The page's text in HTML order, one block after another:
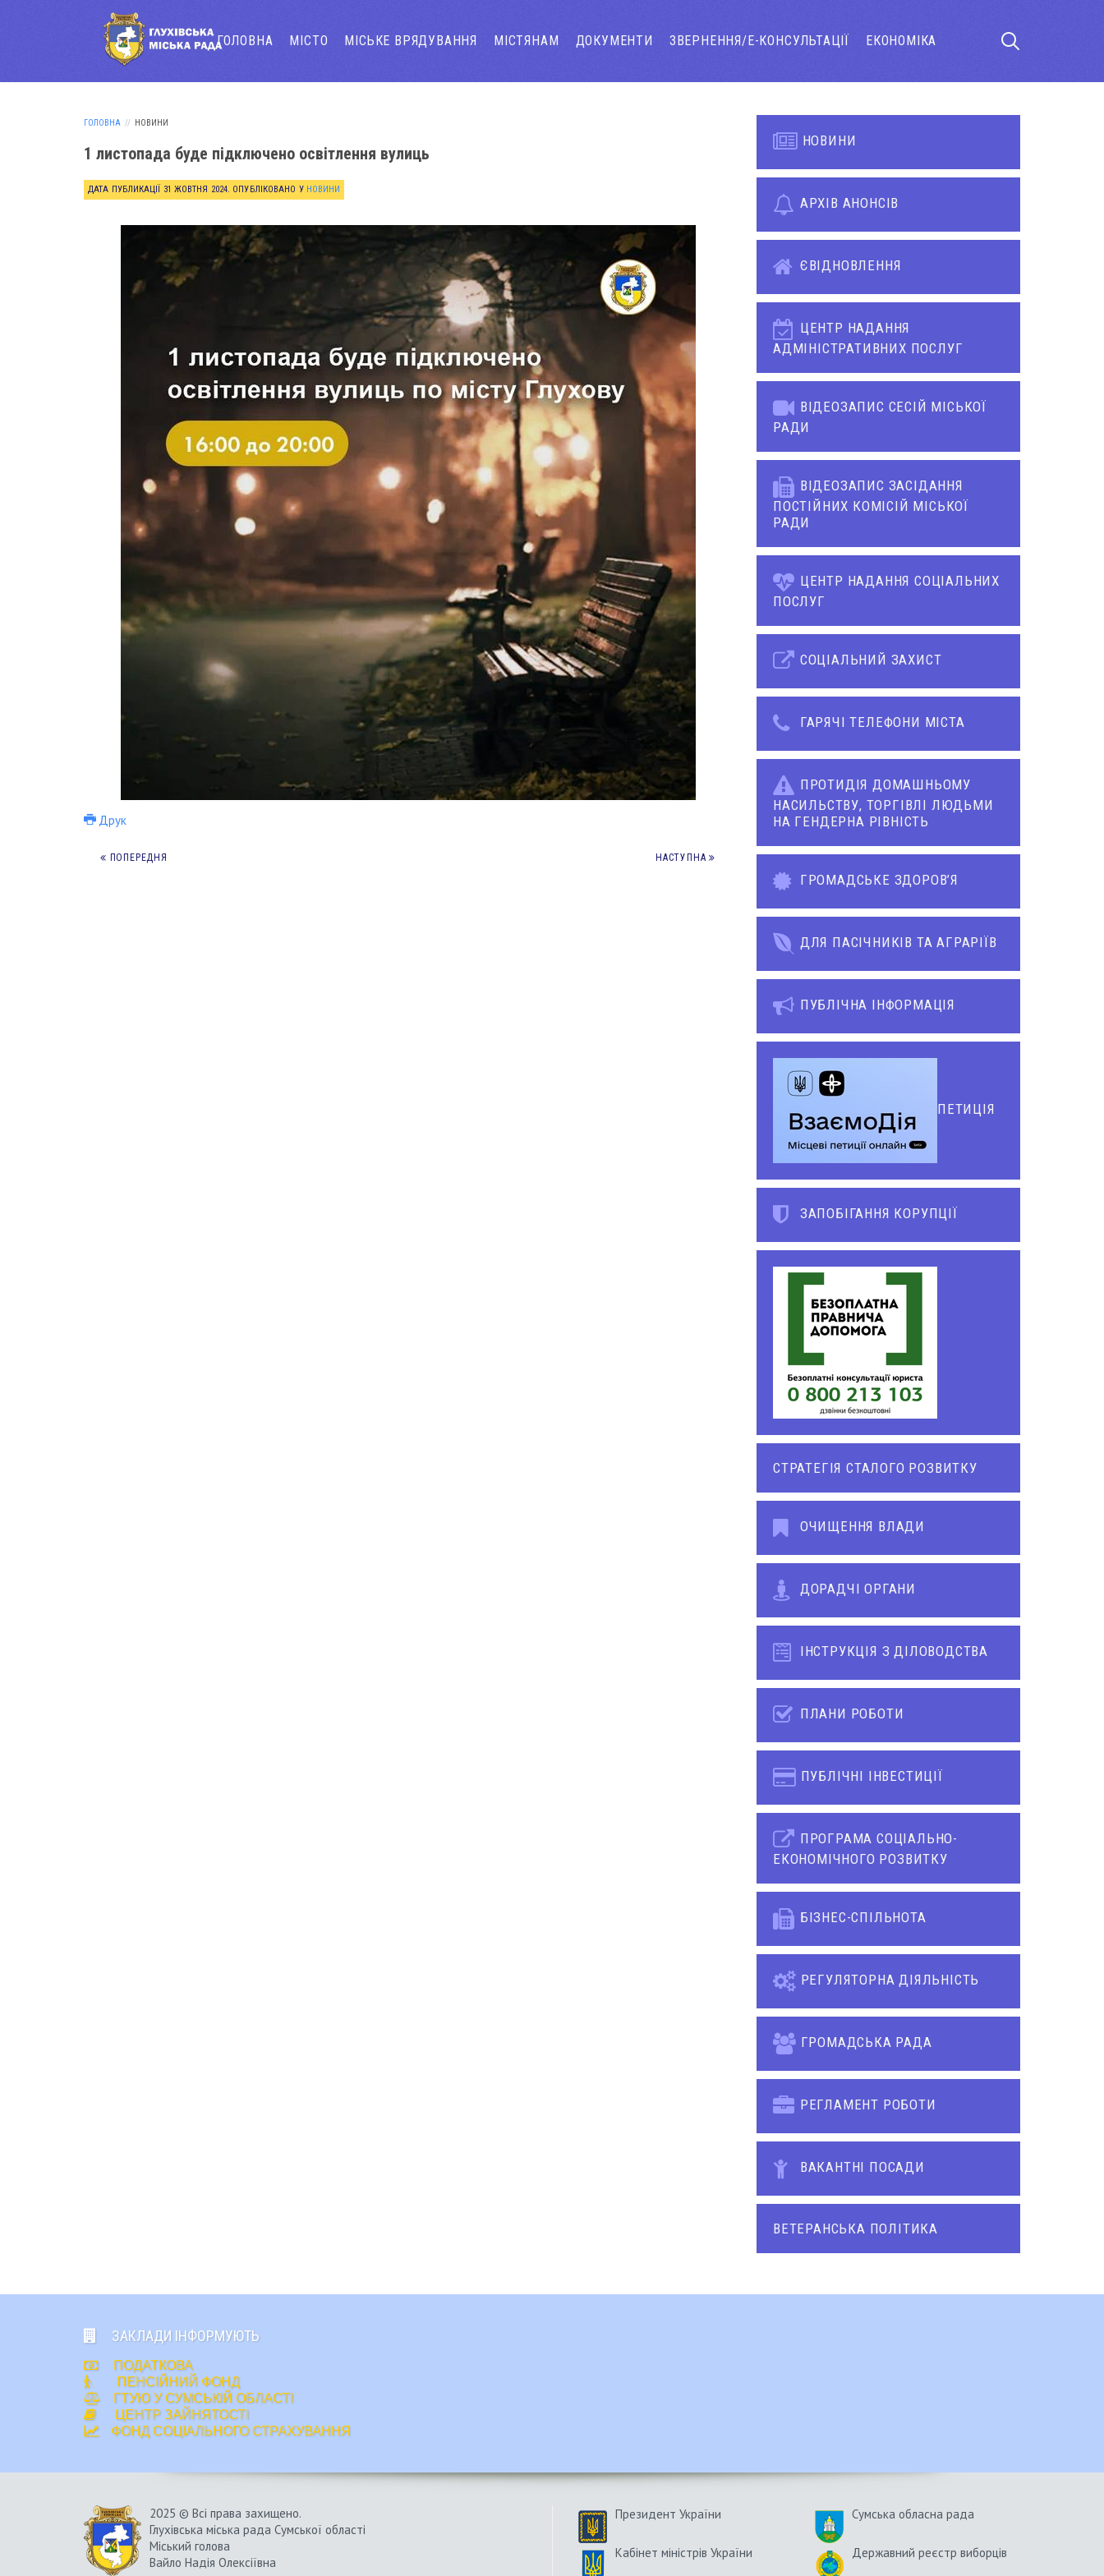
ГОЛОВНА МІСТО МІСЬКЕ ВРЯДУВАННЯ МІСТЯНАМ ДОКУМЕНТИ ЗВЕРНЕННЯ/Е-КОНСУЛЬТАЦІЇ ЕКОНОМІКА
ГОЛОВНА НОВИНИ
1 листопада буде підключено освітлення вулиць
ДАТА ПУБЛИКАЦІЇ 31 ЖОВТНЯ 2024. ОПУБЛІКОВАНО У НОВИНИ
Друк
ПОПЕРЕДНЯ НАСТУПНА
НОВИНИ
АРХІВ АНОНСІВ
ЄВІДНОВЛЕННЯ
ЦЕНТР НАДАННЯ
АДМІНІСТРАТИВНИХ ПОСЛУГ
ВІДЕОЗАПИС СЕСІЙ МІСЬКОЇ
РАДИ
ВІДЕОЗАПИС ЗАСІДАННЯ
ПОСТІЙНИХ КОМІСІЙ МІСЬКОЇ
РАДИ
ЦЕНТР НАДАННЯ СОЦІАЛЬНИХ
ПОСЛУГ
СОЦІАЛЬНИЙ ЗАХИСТ
ГАРЯЧІ ТЕЛЕФОНИ МІСТА
ПРОТИДІЯ ДОМАШНЬОМУ
НАСИЛЬСТВУ, ТОРГІВЛІ ЛЮДЬМИ
НА ГЕНДЕРНА РІВНІСТЬ
ГРОМАДСЬКЕ ЗДОРОВ’Я
ДЛЯ ПАСІЧНИКІВ ТА АГРАРІЇВ
ПУБЛІЧНА ІНФОРМАЦІЯ
ПЕТИЦІЯ
ЗАПОБІГАННЯ КОРУПЦІЇ
СТРАТЕГІЯ СТАЛОГО РОЗВИТКУ
ОЧИЩЕННЯ ВЛАДИ
ДОРАДЧІ ОРГАНИ
ІНСТРУКЦІЯ З ДІЛОВОДСТВА
ПЛАНИ РОБОТИ
ПУБЛІЧНІ ІНВЕСТИЦІЇ
ПРОГРАМА СОЦІАЛЬНО-
ЕКОНОМІЧНОГО РОЗВИТКУ
БІЗНЕС-СПІЛЬНОТА
РЕГУЛЯТОРНА ДІЯЛЬНІСТЬ
ГРОМАДСЬКА РАДА
РЕГЛАМЕНТ РОБОТИ
ВАКАНТНІ ПОСАДИ
ВЕТЕРАНСЬКА ПОЛІТИКА
ЗАКЛАДИ ІНФОРМУЮТЬ
ПОДАТКОВА
ПЕНСІЙНИЙ ФОНД
ГТУЮ У СУМСЬКІЙ ОБЛАСТІ
ЦЕНТР ЗАЙНЯТОСТІ
ФОНД СОЦІАЛЬНОГО СТРАХУВАННЯ
2025 © Всі права захищено.
Глухівська міська рада Сумської області
Міський голова
Вайло Надія Олексіївна
Президент України Сумська обласна рада
Кабінет міністрів України Державний реєстр виборців